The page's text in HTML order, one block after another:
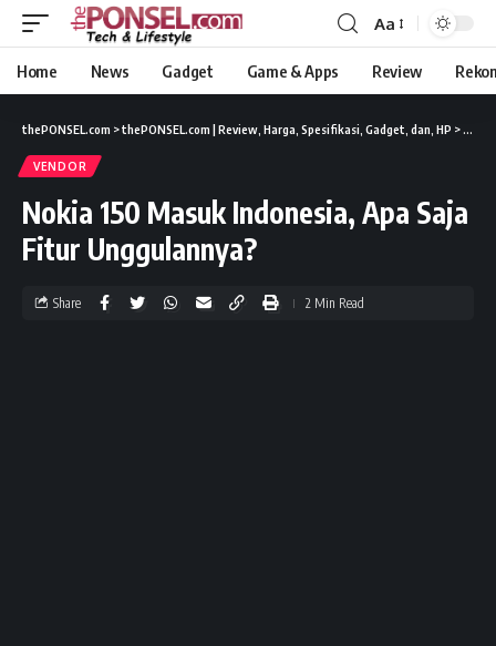
Aa
Home News Gadget Game & Apps Review
thePONSEL.com >thePONSEL.com | Review, Harga, Spesifikasi, Gadget, dan, HP > News
VENDOR
Nokia 150 Masuk Indonesia, Apa Saja
Fitur Unggulannya?
Share 2 Min Read